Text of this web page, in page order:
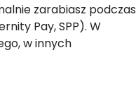
zarabiasz podczas
Pay, SPP). W
w innych